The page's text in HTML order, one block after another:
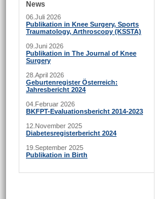
News
06.Juli 2026
Publikation in Knee Surgery, Sports
Traumatology, Arthroscopy (KSSTA)
09.Juni 2026
Publikation in The Journal of Knee
Surgery
28.April 2026
Geburtenregister Österreich:
Jahresbericht 2024
04.Februar 2026
BKFPT-Evaluationsbericht 2014-2023
12.November 2025
Diabetesregisterbericht 2024
19.September 2025
Publikation in Birth